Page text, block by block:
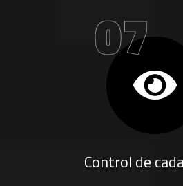
07
Control de